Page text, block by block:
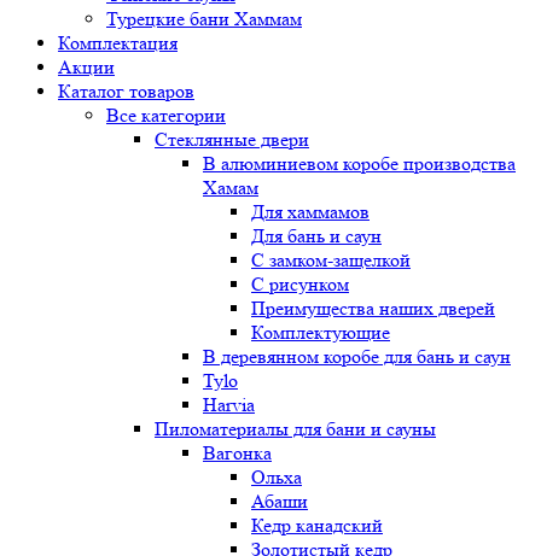
Турецкие бани Хаммам
Комплектация
Акции
Каталог товаров
Все категории
Стеклянные двери
В алюминиевом коробе производства
Хамам
Для хаммамов
Для бань и саун
С замком-защелкой
С рисунком
Преимущества наших дверей
Комплектующие
В деревянном коробе для бань и саун
Tylo
Harvia
Пиломатериалы для бани и сауны
Вагонка
Ольха
Абаши
Кедр канадский
Золотистый кедр